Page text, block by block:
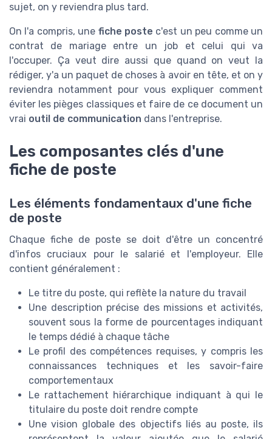
sujet, on y reviendra plus tard.
On l'a compris, une fiche poste c'est un peu comme un
contrat de mariage entre un job et celui qui va
l'occuper. Ça veut dire aussi que quand on veut la
rédiger, y'a un paquet de choses à avoir en tête, et on y
reviendra notamment pour vous expliquer comment
éviter les pièges classiques et faire de ce document un
vrai outil de communication dans l'entreprise.
Les composantes clés d'une
fiche de poste
Les éléments fondamentaux d'une fiche
de poste
Chaque fiche de poste se doit d'être un concentré
d'infos cruciaux pour le salarié et l'employeur. Elle
contient généralement :
Le titre du poste, qui reflète la nature du travail
Une description précise des missions et activités,
souvent sous la forme de pourcentages indiquant
le temps dédié à chaque tâche
Le profil des compétences requises, y compris les
connaissances techniques et les savoir-faire
comportementaux
Le rattachement hiérarchique indiquant à qui le
titulaire du poste doit rendre compte
Une vision globale des objectifs liés au poste, ils